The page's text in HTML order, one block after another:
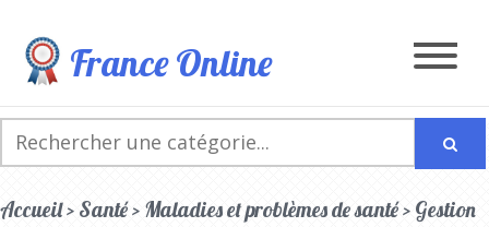
France Online
Accueil > Santé > Maladies et problèmes de santé > Gestion